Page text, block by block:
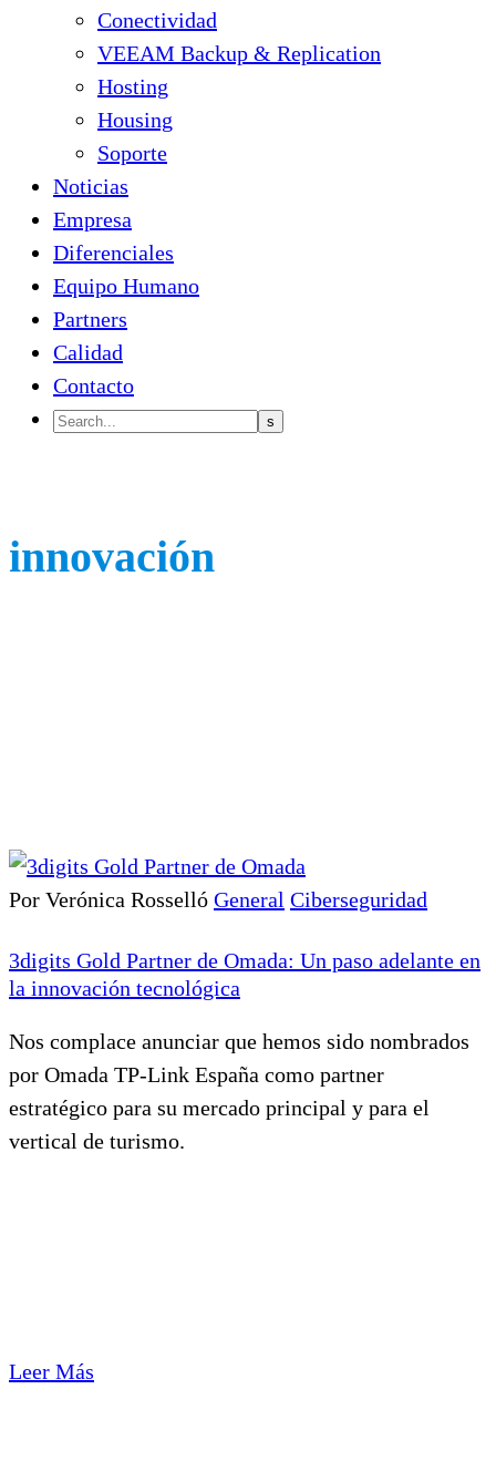
Conectividad
VEEAM Backup & Replication
Hosting
Housing
Soporte
Noticias
Empresa
Diferenciales
Equipo Humano
Partners
Calidad
Contacto
innovación
Por Verónica Rosselló General Ciberseguridad
3digits Gold Partner de Omada: Un paso adelante en
la innovación tecnológica
Nos complace anunciar que hemos sido nombrados
por Omada TP-Link España como partner
estratégico para su mercado principal y para el
vertical de turismo.
Leer Más